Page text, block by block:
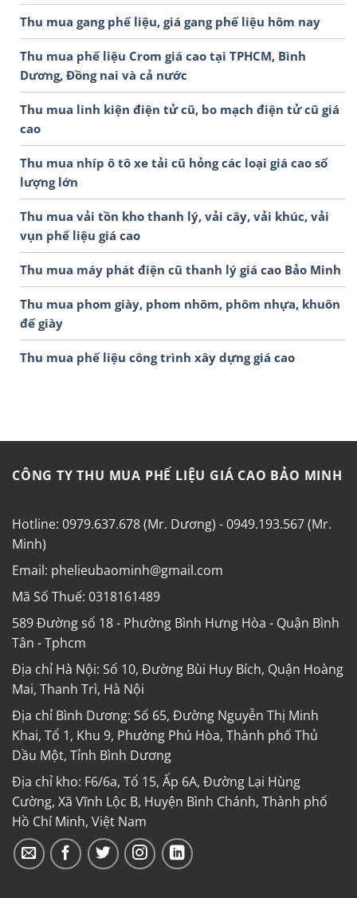
Thu mua gang phế liệu, giá gang phế liệu hôm nay
Thu mua phế liệu Crom giá cao tại TPHCM, Bình
Dương, Đồng nai và cả nước
Thu mua linh kiện điện tử cũ, bo mạch điện tử cũ giá
cao
Thu mua nhíp ô tô xe tải cũ hỏng các loại giá cao số
lượng lớn
Thu mua vải tồn kho thanh lý, vải cây, vải khúc, vải
vụn phế liệu giá cao
Thu mua máy phát điện cũ thanh lý giá cao Bảo Minh
Thu mua phom giày, phom nhôm, phôm nhựa, khuôn
đế giày
Thu mua phế liệu công trình xây dựng giá cao
CÔNG TY THU MUA PHẾ LIỆU GIÁ CAO BẢO MINH
Hotline: 0979.637.678 (Mr. Dương) - 0949.193.567 (Mr.
Minh)
Email: phelieubaominh@gmail.com
Mã Số Thuế: 0318161489
589 Đường số 18 - Phường Bình Hưng Hòa - Quận Bình
Tân - Tphcm
Địa chỉ Hà Nội: Số 10, Đường Bùi Huy Bích, Quận Hoàng
Mai, Thanh Trì, Hà Nội
Địa chỉ Bình Dương: Số 65, Đường Nguyễn Thị Minh
Khai, Tổ 1, Khu 9, Phường Phú Hòa, Thành phố Thủ
Dầu Một, Tỉnh Bình Dương
Địa chỉ kho: F6/6a, Tổ 15, Ấp 6A, Đường Lại Hùng
Cường, Xã Vĩnh Lộc B, Huyện Bình Chánh, Thành phố
Hồ Chí Minh, Việt Nam